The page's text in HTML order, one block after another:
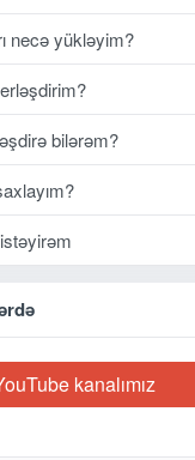
necə yükləyim?
bilərəm?
kanalımız